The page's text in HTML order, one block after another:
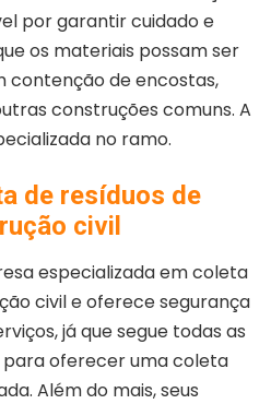
por garantir cuidado e
os materiais possam ser
contenção de encostas,
construções comuns. A
no ramo.
de resíduos de
civil
especializada em coleta
civil e oferece segurança
já que segue todas as
oferecer uma coleta
Além do mais, seus